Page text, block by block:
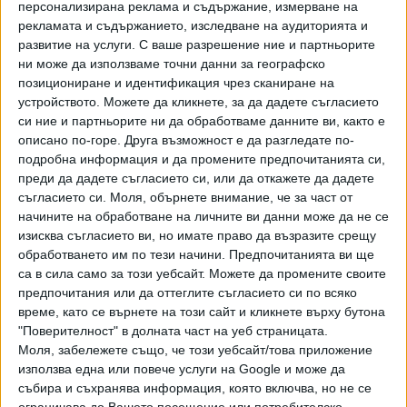
персонализирана реклама и съдържание, измерване на
рекламата и съдържанието, изследване на аудиторията и
развитие на услуги. С ваше разрешение ние и партньорите
ни може да използваме точни данни за географско
позициониране и идентификация чрез сканиране на
устройството. Можете да кликнете, за да дадете съгласието
си ние и партньорите ни да обработваме данните ви, както е
описано по-горе. Друга възможност е да разгледате по-
подробна информация и да промените предпочитанията си,
преди да дадете съгласието си, или да откажете да дадете
съгласието си.
Моля, обърнете внимание, че за част от
начините на обработване на личните ви данни може да не се
изисква съгласието ви, но имате право да възразите срещу
обработването им по тези начини. Предпочитанията ви ще
са в сила само за този уебсайт. Можете да промените своите
предпочитания или да оттеглите съгласието си по всяко
време, като се върнете на този сайт и кликнете върху бутона
"Поверителност" в долната част на уеб страницата.
Моля, забележете също, че този уебсайт/това приложение
използва една или повече услуги на Google и може да
събира и съхранява информация, която включва, но не се
Блюши, цитиран от Евронюз Албания, нарече ареста на
Мета „безпрецедентен терористичен акт“, „обявяване
на война на опозицията“ и преминаване на всякакви
червени линии.
Мета беше президент на Албания в периода 2017 – 2022
г., като освен държавен глава, е заемал постовете
премиер и външен министър на Албания, припомня
Асошиейтед прес. Той беше разследван за
предполагаемо незаконно лобиране в САЩ преди години.
Мета и бившата му съпруга Моника Крюемади също
така бяха разследвани за предполагаемо укриване на
лично имущество и приходи.
„Преследването от страна на правосъдието като
оръжие срещу политическия противник, както и
публичното осъждане, на което сме подложени, не спира
опозицията в безкомпромисните ѝ битки за защита на
обществения интерес“, написа във Фейсбук бившата